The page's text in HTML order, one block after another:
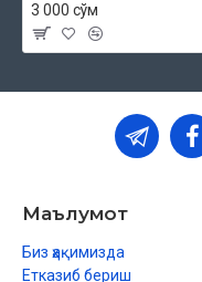
3 000 сўм
Маълумот
Биз ҳақимизда
Етказиб бериш